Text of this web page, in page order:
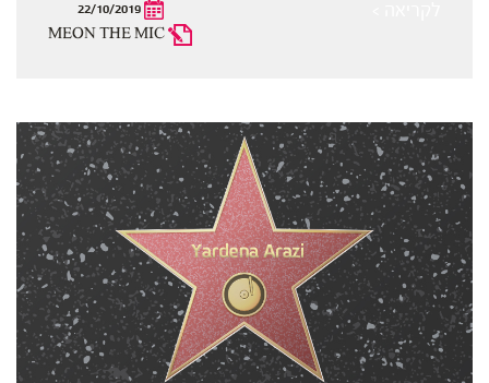
22/10/2019
MEON THE MIC